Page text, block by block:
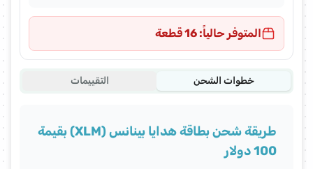
المتوفر حالياً: 16 قطعة
خطوات الشحن التقييمات
طريقة شحن بطاقة هدايا بينانس (XLM) بقيمة
100 دولار